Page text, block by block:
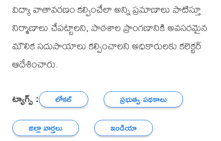
విద్యా వాతావరణం కల్పించేలా అన్ని ప్రమాణాలు పాటిస్తూ
నిర్మాణాలు చేపట్టాలని, పాఠశాల ప్రాంగణానికి అవసరమైన
మౌలిక సదుపాయాలు కల్పించాలని అధికారులకు కలెక్టర్
ఆదేశించారు.
ట్యాగ్స్ : లోకల్
ప్రభుత్వ పథకాలు
జిల్లా వార్తలు
ఇండియా